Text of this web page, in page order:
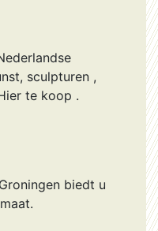
sculpturen ,
te koop .
biedt u